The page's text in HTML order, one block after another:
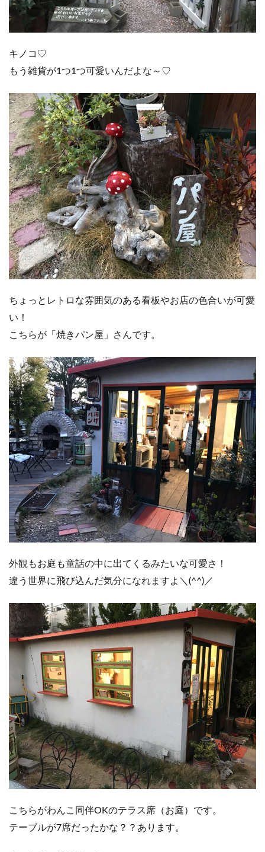
キノコ♡
もう雑貨が1つ1つ可愛いんだよな～♡
ちょっとレトロな雰囲気のある看板やお店の色合いが可愛
い！
こちらが「焼きパン屋」さんです。
外観もお庭も童話の中に出てくるみたいな可愛さ！
違う世界に飛び込んだ気分になれますよ＼(^^)／
こちらがわんこ同伴OKのテラス席（お庭）です。
テーブルが7席だったかな？？あります。